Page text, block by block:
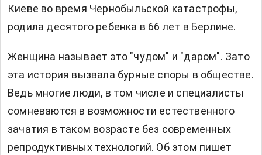
Киеве во время Чернобыльской катастрофы,
родила десятого ребенка в 66 лет в Берлине.
Женщина называет это "чудом" и "даром". Зато
эта история вызвала бурные споры в обществе.
Ведь многие люди, в том числе и специалисты
сомневаются в возможности естественного
зачатия в таком возрасте без современных
репродуктивных технологий. Об этом пишет